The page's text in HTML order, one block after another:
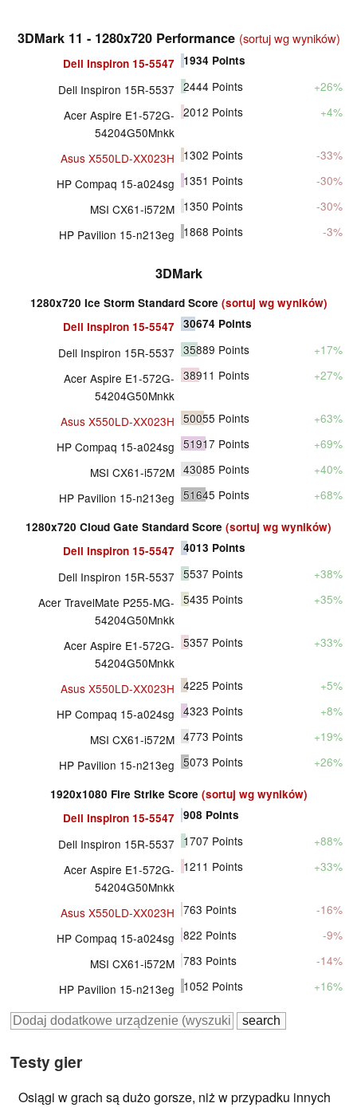
3DMark 11 - 1280x720 Performance (sortuj wg wyników)
Dell Inspiron 15-5547 1934 Points
Dell Inspiron 15R-5537 2444 Points
+26%
Acer Aspire E1-572G-
54204G50Mnkk
2012 Points +4%
Asus X550LD-XX023H 1302 Points
-33%
HP Compaq 15-a024sg
1351 Points
-30%
MSI CX61-i572M 1350 Points
-30%
HP Pavilion 15-n213eg 1868 Points -3%
3DMark
1280x720 Ice Storm Standard Score (sortuj wg wyników)
Dell Inspiron 15-5547 30674 Points
Dell Inspiron 15R-5537 35889 Points
+17%
Acer Aspire E1-572G-
54204G50Mnkk
38911 Points +27%
Asus X550LD-XX023H 50055 Points
+63%
HP Compaq 15-a024sg 51917 Points
+69%
MSI CX61-i572M 43085 Points
+40%
HP Pavilion 15-n213eg 51645 Points +68%
1280x720 Cloud Gate Standard Score (sortuj wg wyników)
Dell Inspiron 15-5547 4013 Points
Dell Inspiron 15R-5537 5537 Points
+38%
Acer TravelMate P255-MG-
54204G50Mnkk
5435 Points +35%
Acer Aspire E1-572G-
54204G50Mnkk
5357 Points +33%
Asus X550LD-XX023H 4225 Points
+5%
HP Compaq 15-a024sg 4323 Points
+8%
MSI CX61-i572M 4773 Points
+19%
HP Pavilion 15-n213eg 5073 Points +26%
1920x1080 Fire Strike Score (sortuj wg wyników)
Dell Inspiron 15-5547 908 Points
Dell Inspiron 15R-5537 1707 Points
+88%
Acer Aspire E1-572G-
54204G50Mnkk
1211 Points +33%
Asus X550LD-XX023H 763 Points
-16%
HP Compaq 15-a024sg 822 Points
-9%
MSI CX61-i572M 783 Points
-14%
HP Pavilion 15-n213eg 1052 Points +16%
Testy gier
Osiągi w grach są dużo gorsze, niż w przypadku innych